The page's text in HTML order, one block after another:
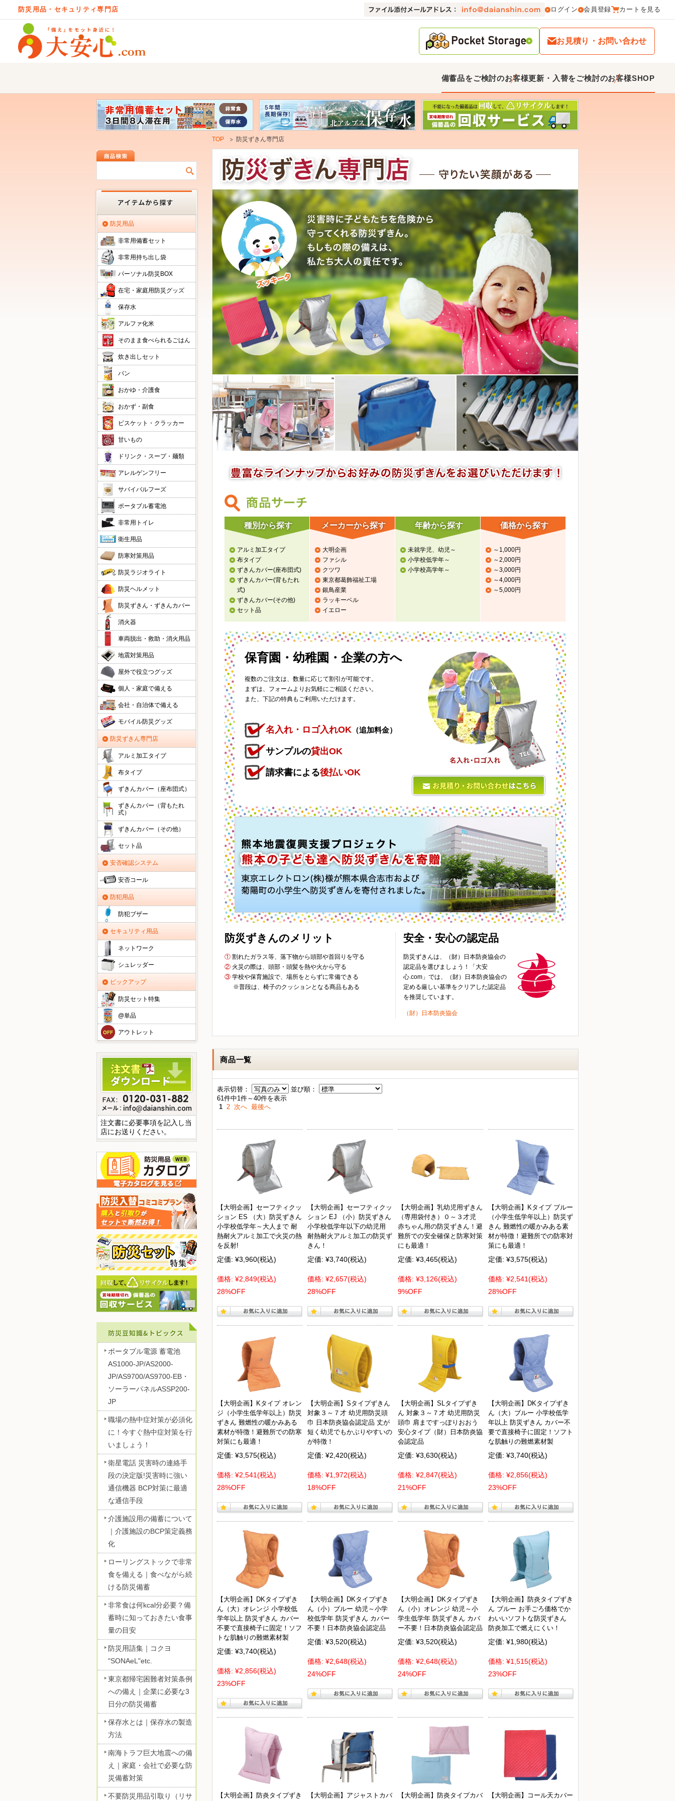
防災用品・セキュリティ専門店 ログイン 会員登録 カートを見る
お見積り・お問い合わせ
備蓄品をご検討のお客様更新・入替をご検討のお客様SHOP
TOP 防災ずきん専門店
種別から探す
アルミ加工タイプ
布タイプ
ずきんカバー(座布団式)
ずきんカバー(背もたれ
式)
ずきんカバー(その他)
セット品
メーカーから探す
大明企画
ファシル
クツワ
東京都葛飾福祉工場
銀鳥産業
ラッキーベル
イエロー
年齢から探す
未就学児、幼児～
小学校低学年～
小学校高学年～
価格から探す
～1,000円
～2,000円
～3,000円
～4,000円
～5,000円
保育園・幼稚園・企業の方へ
複数のご注文は、数量に応じて割引が可能です。
まずは、フォームよりお気軽にご相談ください。
また、下記の特典もご利用いただけます。
名入れ・ロゴ入れOK （追加料金）
サンプルの貸出OK
請求書による後払いOK
防災ずきんのメリット
① 割れたガラス等、落下物から頭部や首回りを守る
② 火災の際は、頭部・頭髪を熱や火から守る
③ 学校や保育施設で、場所をとらずに常備できる
※普段は、椅子のクッションとなる商品もある
安全・安心の認定品
防災ずきんは、（財）日本防炎協会の
認定品を選びましょう！「大安
心.com」では、（財）日本防炎協会の
定める厳しい基準をクリアした認定品
を推奨しています。
（財）日本防炎協会
表示切替：
並び順：
61件中1件～40件を表示
1 2 次へ 最後へ
商品一覧
【大明企画】セーフティクッ
ション ES （大）防災ずきん
小学校低学年～大人まで 耐
熱耐火アルミ加工で火災の熱
を反射!
定価: ¥3,960(税込)
価格: ¥2,849(税込)
28%OFF
【大明企画】セーフティクッ
ション EJ （小）防災ずきん
小学校低学年以下の幼児用
耐熱耐火アルミ加工の防災ず
きん！
定価: ¥3,740(税込)
価格: ¥2,657(税込)
28%OFF
【大明企画】乳幼児用ずきん
（専用袋付き）０～３才児
赤ちゃん用の防災ずきん！避
難所での安全確保と防寒対策
にも最適！
定価: ¥3,465(税込)
価格: ¥3,126(税込)
9%OFF
【大明企画】Kタイプ ブルー
（小学生低学年以上）防災ず
きん 難燃性の暖かみある素
材が特徴！避難所での防寒対
策にも最適！
定価: ¥3,575(税込)
価格: ¥2,541(税込)
28%OFF
【大明企画】Kタイプ オレン
ジ（小学生低学年以上）防災
ずきん 難燃性の暖かみある
素材が特徴！避難所での防寒
対策にも最適！
定価: ¥3,575(税込)
価格: ¥2,541(税込)
28%OFF
【大明企画】Sタイプずきん
対象３～７才 幼児用防災頭
巾 日本防炎協会認定品 丈が
短く幼児でもかぶりやすいの
が特徴！
定価: ¥2,420(税込)
価格: ¥1,972(税込)
18%OFF
【大明企画】SLタイプずき
ん 対象３～７才 幼児用防災
頭巾 肩まですっぽりおおう
安心タイプ（財）日本防炎協
会認定品
定価: ¥3,630(税込)
価格: ¥2,847(税込)
21%OFF
【大明企画】DKタイプずき
ん（大）ブルー 小学校低学
年以上 防災ずきん カバー不
要で直接椅子に固定！ソフト
な肌触りの難燃素材製
定価: ¥3,740(税込)
価格: ¥2,856(税込)
23%OFF
【大明企画】DKタイプずき
ん（大）オレンジ 小学校低
学年以上 防災ずきん カバー
不要で直接椅子に固定！ソフ
トな肌触りの難燃素材製
定価: ¥3,740(税込)
価格: ¥2,856(税込)
23%OFF
【大明企画】DKタイプずき
ん（小）ブルー 幼児～小学
校低学年 防災ずきん カバー
不要！日本防炎協会認定品
定価: ¥3,520(税込)
価格: ¥2,648(税込)
24%OFF
【大明企画】DKタイプずき
ん（小）オレンジ 幼児～小
学生低学年 防災ずきん カバ
ー不要！日本防炎協会認定品
定価: ¥3,520(税込)
価格: ¥2,648(税込)
24%OFF
【大明企画】防炎タイプずき
ん ブルー お手ごろ価格でか
わいいソフトな防災ずきん
防炎加工で燃えにくい！
定価: ¥1,980(税込)
価格: ¥1,515(税込)
23%OFF
【大明企画】防炎タイプずき
【大明企画】アジャストカバ
【大明企画】防炎タイプカバ
【大明企画】コール天カバー
防災用品
非常用備蓄セット
非常用持ち出し袋
パーソナル防災BOX
在宅・家庭用防災グッズ
保存水
アルファ化米
そのまま食べられるごはん
炊き出しセット
パン
おかゆ・介護食
おかず・副食
ビスケット・クラッカー
甘いもの
ドリンク・スープ・麺類
アレルゲンフリー
サバイバルフーズ
ポータブル蓄電池
非常用トイレ
衛生用品
防寒対策用品
防災ラジオライト
防災ヘルメット
防災ずきん・ずきんカバー
消火器
車両脱出・救助・消火用品
地震対策用品
屋外で役立つグッズ
個人・家庭で備える
会社・自治体で備える
モバイル防災グッズ
防災ずきん専門店
アルミ加工タイプ
布タイプ
ずきんカバー（座布団式）
ずきんカバー（背もたれ
式）
ずきんカバー（その他）
セット品
安否確認システム
安否コール
防犯用品
防犯ブザー
セキュリティ用品
ネットワーク
シュレッダー
ピックアップ
防災セット特集
@単品
アウトレット
注文書に必要事項を記入し当
店にお送りください。
ポータブル電源 蓄電池
AS1000-JP/AS2000-
JP/AS9700/AS9700-EB・
ソーラーパネルASSP200-
JP
職場の熱中症対策が必須化
に！今すぐ熱中症対策を行
いましょう！
衛星電話 災害時の連絡手
段の決定版!災害時に強い
通信機器 BCP対策に最適
な通信手段
介護施設用の備蓄について
｜介護施設のBCP策定義務
化
ローリングストックで非常
食を備える｜食べながら続
ける防災備蓄
非常食は何kcal分必要？備
蓄時に知っておきたい食事
量の目安
防災用語集｜コクヨ
"SONAeL"etc.
東京都帰宅困難者対策条例
への備え｜企業に必要な3
日分の防災備蓄
保存水とは｜保存水の製造
方法
南海トラフ巨大地震への備
え｜家庭・会社で必要な防
災備蓄対策
不要防災用品引取り（リサ